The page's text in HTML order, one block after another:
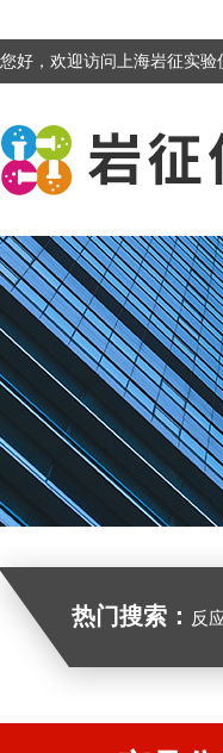
您好，欢迎访问上海岩征实验
热门搜索： 反